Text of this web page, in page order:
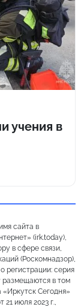
учения в
сайта в
(irk.today),
в сфере связи,
(Роскомнадзор),
регистрации: серия
размещаются в том
«Иркутск Сегодня»
июля 2023 г.,